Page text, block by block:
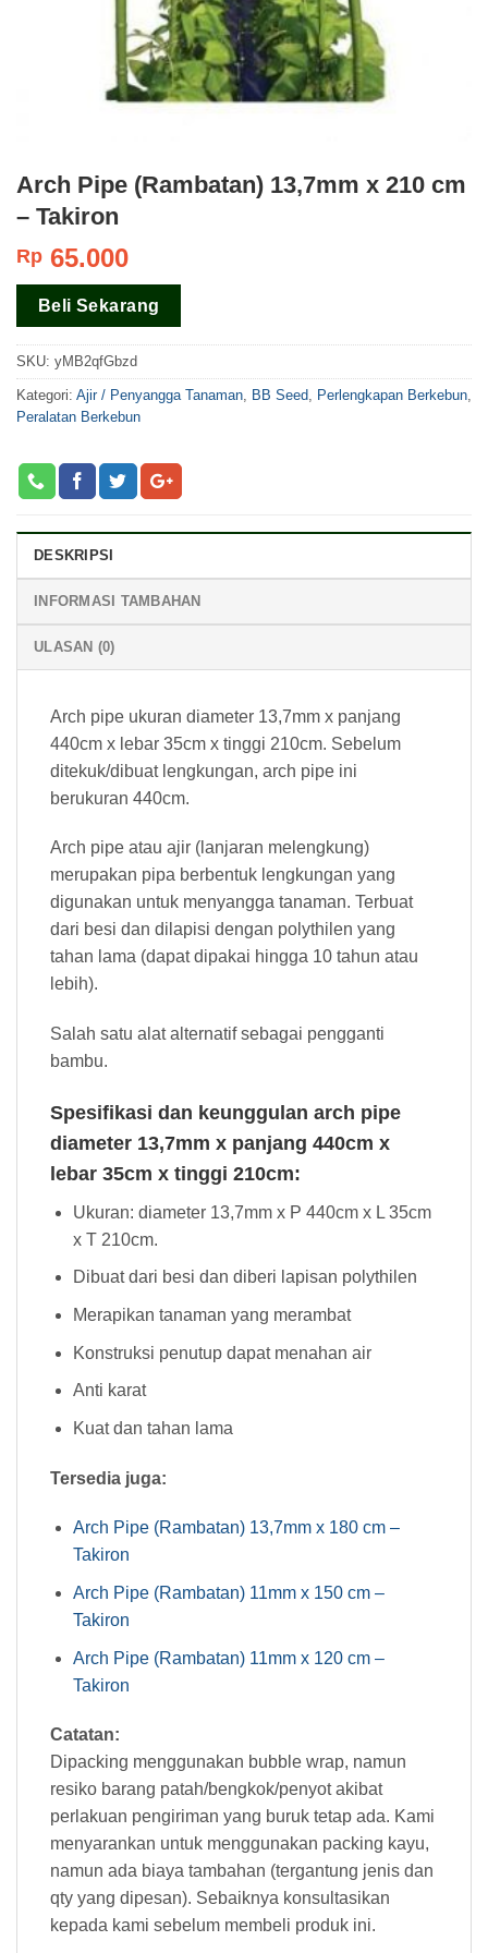
Arch Pipe (Rambatan) 13,7mm x 210 cm
– Takiron
Rp 65.000
Beli Sekarang
SKU: yMB2qfGbzd
Kategori: Ajir / Penyangga Tanaman BB Seed Perlengkapan Berkebun
Peralatan Berkebun
DESKRIPSI
INFORMASI TAMBAHAN
ULASAN (0)
Arch pipe ukuran diameter 13,7mm x panjang
440cm x lebar 35cm x tinggi 210cm. Sebelum
ditekuk/dibuat lengkungan, arch pipe ini
berukuran 440cm.
Arch pipe atau ajir (lanjaran melengkung)
merupakan pipa berbentuk lengkungan yang
digunakan untuk menyangga tanaman. Terbuat
dari besi dan dilapisi dengan polythilen yang
tahan lama (dapat dipakai hingga 10 tahun atau
lebih).
Salah satu alat alternatif sebagai pengganti
bambu.
Spesifikasi dan keunggulan arch pipe
diameter 13,7mm x panjang 440cm x
lebar 35cm x tinggi 210cm:
Ukuran: diameter 13,7mm x P 440cm x L 35cm
x T 210cm.
Dibuat dari besi dan diberi lapisan polythilen
Merapikan tanaman yang merambat
Konstruksi penutup dapat menahan air
Anti karat
Kuat dan tahan lama
Tersedia juga:
Arch Pipe (Rambatan) 13,7mm x 180 cm –
Takiron
Arch Pipe (Rambatan) 11mm x 150 cm –
Takiron
Arch Pipe (Rambatan) 11mm x 120 cm –
Takiron
Catatan:
Dipacking menggunakan bubble wrap, namun
resiko barang patah/bengkok/penyot akibat
perlakuan pengiriman yang buruk tetap ada. Kami
menyarankan untuk menggunakan packing kayu,
namun ada biaya tambahan (tergantung jenis dan
qty yang dipesan). Sebaiknya konsultasikan
kepada kami sebelum membeli produk ini.